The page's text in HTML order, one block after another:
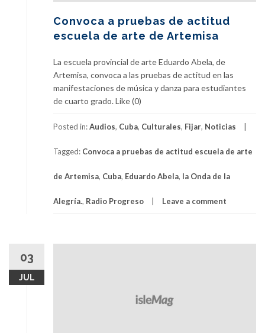
Convoca a pruebas de actitud
escuela de arte de Artemisa
La escuela provincial de arte Eduardo Abela, de
Artemisa, convoca a las pruebas de actitud en las
manifestaciones de música y danza para estudiantes
de cuarto grado. Like (0)
Posted in:Audios, Cuba, Culturales, Fijar, Noticias
Tagged: Convoca a pruebas de actitud escuela de arte
de Artemisa, Cuba, Eduardo Abela, la Onda de la
Alegría., Radio Progreso Leave a comment
03
JUL